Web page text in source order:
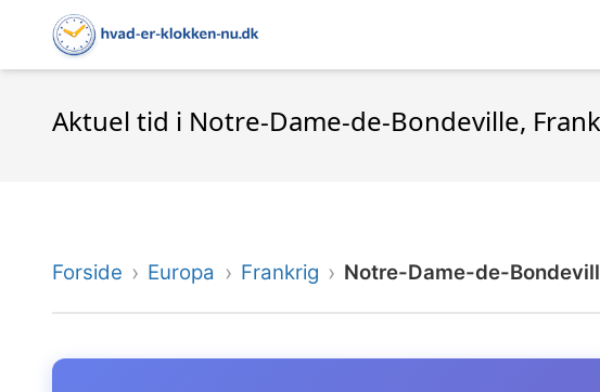
Aktuel tid i Notre-Dame-de-Bondeville,
Forside Europa Frankrig Notre-Dame-de-